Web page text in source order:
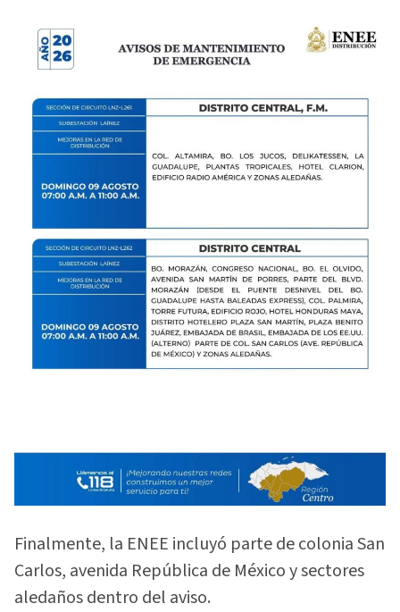
Finalmente, la ENEE incluyó parte de colonia San
Carlos, avenida República de México y sectores
aledaños dentro del aviso.